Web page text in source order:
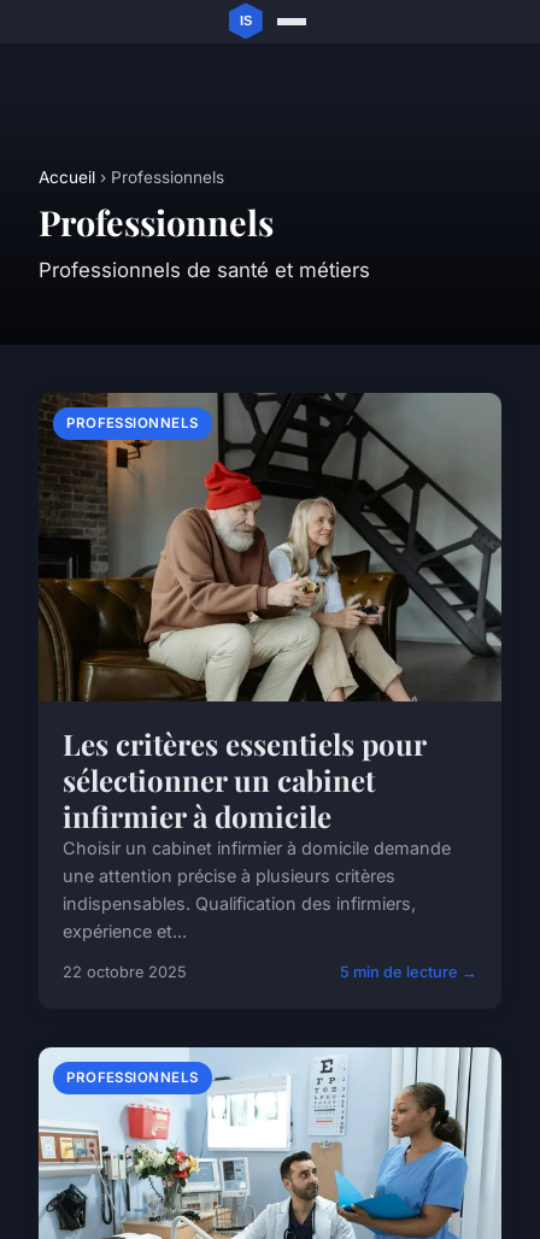
Accueil › Professionnels
Professionnels
Professionnels de santé et métiers
PROFESSIONNELS
Les critères essentiels pour
sélectionner un cabinet
infirmier à domicile
Choisir un cabinet infirmier à domicile demande
une attention précise à plusieurs critères
indispensables. Qualification des infirmiers,
expérience et...
22 octobre 2025 5 min de lecture →
PROFESSIONNELS